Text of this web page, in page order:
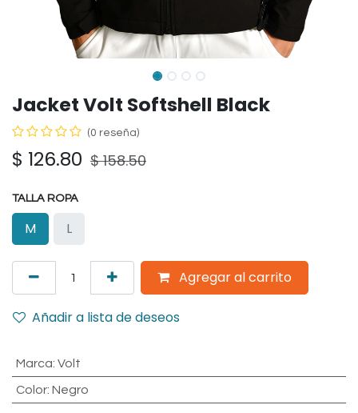
Jacket Volt Softshell Black
(0 reseña)
$ 126.80 $158.50
TALLA ROPA
M L
Agregar al carrito
Añadir a lista de deseos
Marca: Volt
Color: Negro